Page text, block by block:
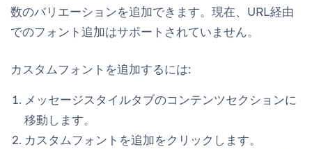
数のバリエーションを追加できます。現在、URL経由
でのフォント追加はサポートされていません。
カスタムフォントを追加するには:
メッセージスタイルタブのコンテンツセクションに
移動します。
カスタムフォントを追加をクリックします。